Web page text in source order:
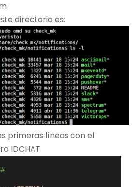
directorio es:
primeras líneas con el
IDCHAT